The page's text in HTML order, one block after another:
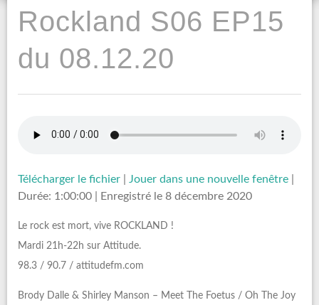
Rockland S06 EP15
du 08.12.20
Télécharger le fichier Jouer dans une nouvelle fenêtre
Durée: 1:00:00
Enregistré le 8 décembre 2020
Le rock est mort, vive ROCKLAND !
Mardi 21h-22h sur Attitude.
98.3 / 90.7 / attitudefm.com
Brody Dalle & Shirley Manson – Meet The Foetus / Oh The Joy